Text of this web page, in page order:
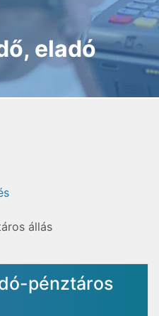
eladó
állás
pénztáros